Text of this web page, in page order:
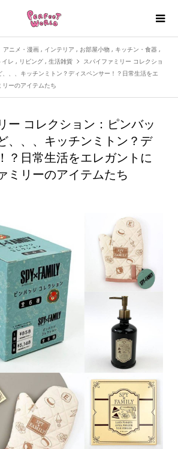
アニメ・漫画 , インテリア , お部屋小物 , キッチン・食器 ,
イレ , リビング , 生活雑貨
スパイファミリー コレクショ
、、キッチンミトン？ディスペンサー！？日常生活をエ
ーのアイテムたち
ー コレクション：ピンバッ
、、、キッチンミトン？デ
？日常生活をエレガントに
ミリーのアイテムたち